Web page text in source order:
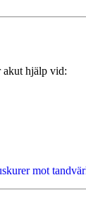
akut hjälp vid:
mot